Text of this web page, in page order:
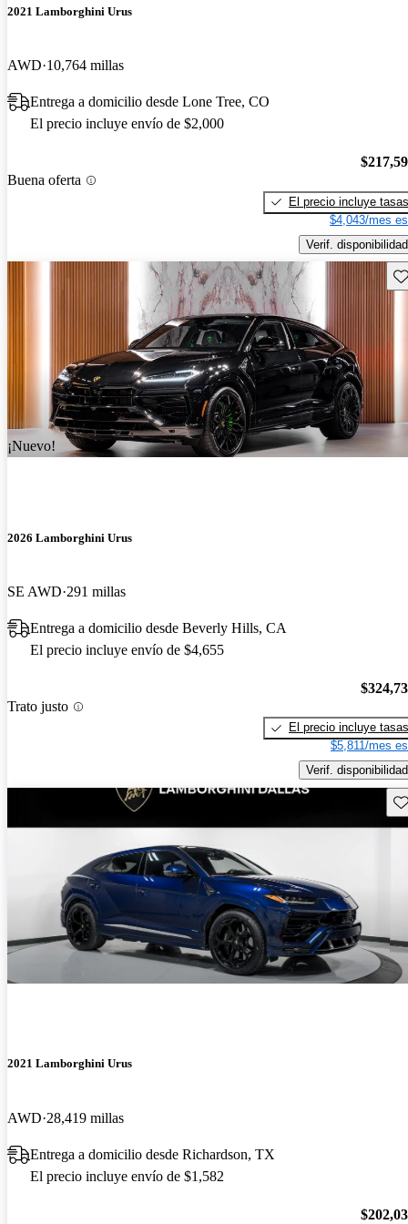
2021 Lamborghini Urus
AWD 10,764 millas
Entrega a domicilio desde Lone Tree, CO
El precio incluye envío de $2,000
Buena oferta
El precio incluye tasas
$4,043/mes
Verif. disponibilidad
¡Nuevo!
2026 Lamborghini Urus
SE AWD 291 millas
Entrega a domicilio desde Beverly Hills, CA
El precio incluye envío de $4,655
Trato justo
El precio incluye tasas
$5,811/mes
Verif. disponibilidad
2021 Lamborghini Urus
AWD 28,419 millas
Entrega a domicilio desde Richardson, TX
El precio incluye envío de $1,582